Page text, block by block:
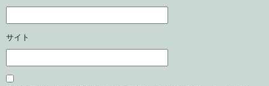
サイト